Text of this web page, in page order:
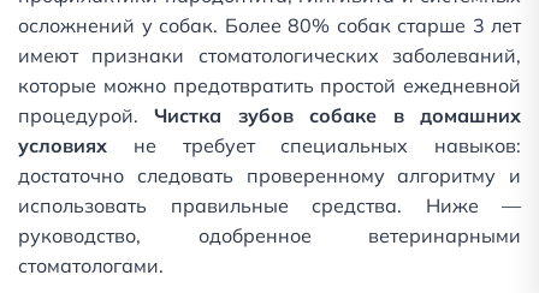
осложнений у собак. Более 80% собак старше 3 лет
имеют признаки стоматологических заболеваний,
которые можно предотвратить простой ежедневной
процедурой.Чистка зубов собаке в домашних
условиях не требует специальных навыков:
достаточно следовать проверенному алгоритму и
использовать правильные средства. Ниже —
руководство, одобренное ветеринарными
стоматологами.